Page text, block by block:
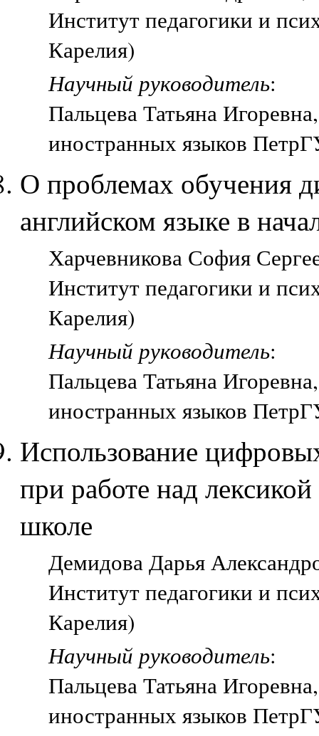
Институт педагогики и
Карелия)
Научный руководитель:
Пальцева Татьяна
иностранных языков
О проблемах обучения
английском языке в
Харчевникова София
Институт педагогики и
Карелия)
Научный руководитель:
Пальцева Татьяна
иностранных языков
Использование
при работе над
школе
Демидова Дарья
Институт педагогики и
Карелия)
Научный руководитель:
Пальцева Татьяна
иностранных языков